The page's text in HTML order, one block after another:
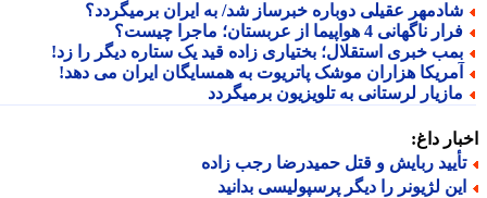
عقیلی دوباره خبرساز شد/ به ایران برمیگردد؟
ناگهانی 4 هواپیما از عربستان؛ ماجرا چیست؟
خبری استقلال؛ بختیاری زاده قید یک ستاره دیگر را زد!
هزاران موشک پاتریوت به همسایگان ایران می دهد!
لرستانی به تلویزیون برمیگردد
داغ:
ربایش و قتل حمیدرضا رجب زاده
لژیونر را دیگر پرسپولیسی بدانید